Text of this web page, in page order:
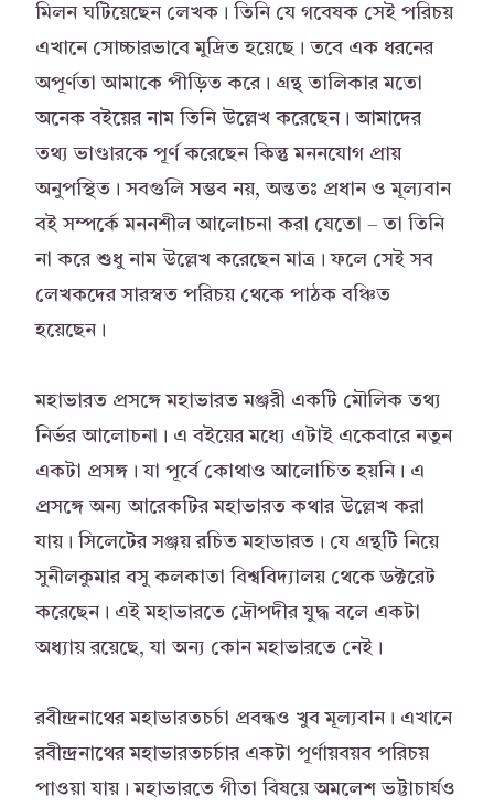
মিলন ঘটিয়েছেন লেখক। তিনি যে গবেষক সেই পরিচয়
এখানে সোচ্চারভাবে মুদ্রিত হয়েছে। তবে এক ধরনের
অপূর্ণতা আমাকে পীড়িত করে। গ্রন্থ তালিকার মতো
অনেক বইয়ের নাম তিনি উল্লেখ করেছেন। আমাদের
তথ্য ভাণ্ডারকে পূর্ণ করেছেন কিন্তু মননযোগ প্রায়
অনুপস্থিত। সবগুলি সম্ভব নয়, অন্ততঃ প্রধান ও মূল্যবান
বই সম্পর্কে মননশীল আলোচনা করা যেতো – তা তিনি
না করে শুধু নাম উল্লেখ করেছেন মাত্র। ফলে সেই সব
লেখকদের সারস্বত পরিচয় থেকে পাঠক বঞ্চিত
হয়েছেন।
মহাভারত প্রসঙ্গে মহাভারত মঞ্জরী একটি মৌলিক তথ্য
নির্ভর আলোচনা। এ বইয়ের মধ্যে এটাই একেবারে নতুন
একটা প্রসঙ্গ। যা পূর্বে কোথাও আলোচিত হয়নি। এ
প্রসঙ্গে অন্য আরেকটির মহাভারত কথার উল্লেখ করা
যায়। সিলেটের সঞ্জয় রচিত মহাভারত। যে গ্রন্থটি নিয়ে
সুনীলকুমার বসু কলকাতা বিশ্ববিদ্যালয় থেকে ডক্টরেট
করেছেন। এই মহাভারতে দ্রৌপদীর যুদ্ধ বলে একটা
অধ্যায় রয়েছে, যা অন্য কোন মহাভারতে নেই।
রবীন্দ্রনাথের মহাভারতচর্চা প্রবন্ধও খুব মূল্যবান। এখানে
রবীন্দ্রনাথের মহাভারতচর্চার একটা পূর্ণায়বয়ব পরিচয়
পাওয়া যায়। মহাভারতে গীতা বিষয়ে অমলেশ ভট্টাচার্যও